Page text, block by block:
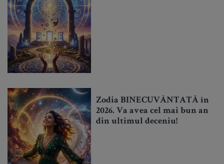
Zodia BINECUVÂNTATĂ în
2026. Va avea cel mai bun an
din ultimul deceniu!